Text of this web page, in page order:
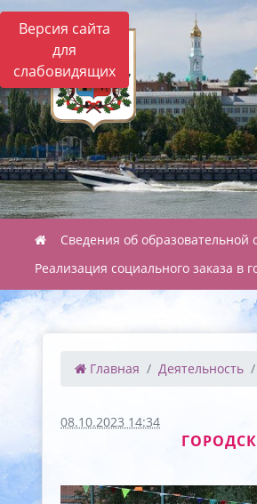
Версия сайта
для
слабовидящих
Сведения об образовательной
Реализация социального заказа в
Главная Деятельность
08.10.2023 14:34